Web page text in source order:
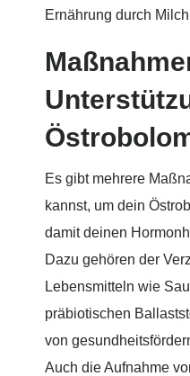
Ernährung durch
Es gibt mehrere
kannst, um dein
damit deinen
Dazu gehören der
Lebensmitteln wie
präbiotischen
von
Auch die Aufnahme